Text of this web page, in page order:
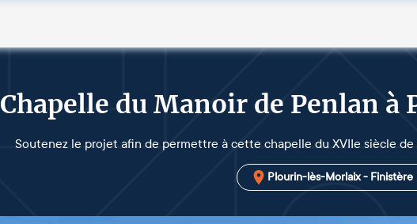
Chapelle du Manoir de Penlan
Soutenez le projet afin de permettre à cette chapelle du XVIIe siècle
Plourin-lès-Morlaix - Finistère